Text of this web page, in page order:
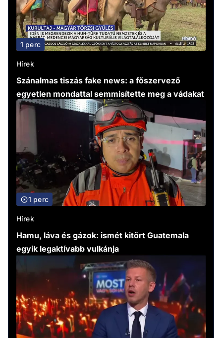
1 perc
Hírek
Szánalmas tiszás fake news: a főszervező
egyetlen mondattal semmisítette meg a vádakat
1 perc
Hírek
Hamu, láva és gázok: ismét kitört Guatemala
egyik legaktívabb vulkánja